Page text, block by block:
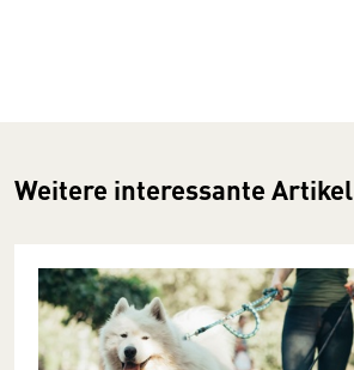
Weitere interessante Artikel